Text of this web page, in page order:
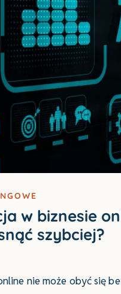
w biznesie
szybciej?
nie może obyć się